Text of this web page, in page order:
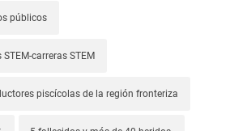
públicos
carreras STEM
piscícolas de la región fronteriza